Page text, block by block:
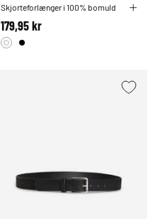
Skjorteforlænger i 100% bomuld
179,95 kr